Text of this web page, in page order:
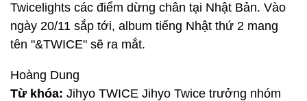
Twicelights các điểm dừng chân tại Nhật Bản. Vào
ngày 20/11 sắp tới, album tiếng Nhật thứ 2 mang
tên "&TWICE" sẽ ra mắt.
Hoàng Dung
Từ khóa: Jihyo TWICE Jihyo Twice trưởng nhóm